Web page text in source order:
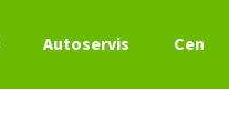
Autoservis Ceník